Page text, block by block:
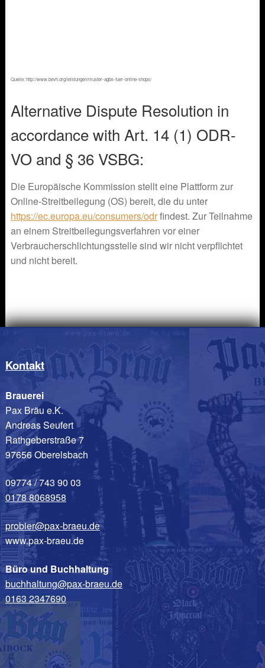
Quelle: http://www.bevh.org/leistungen/muster-agbs-fuer-online-shops/
Alternative Dispute Resolution in
accordance with Art. 14 (1) ODR-
VO and § 36 VSBG:
Die Europäische Kommission stellt eine Plattform zur
Online-Streitbeilegung (OS) bereit, die du unter
https://ec.europa.eu/consumers/odrfindest. Zur Teilnahme
an einem Streitbeilegungsverfahren vor einer
Verbraucherschlichtungsstelle sind wir nicht verpflichtet
und nicht bereit.
Kontakt
Brauerei
Pax Bräu e.K.
Andreas Seufert
Rathgeberstraße 7
97656 Oberelsbach
09774 / 743 90 03
0178 8068958
probier@pax-braeu.de
www.pax-braeu.de
Büro und Buchhaltung
buchhaltung@pax-braeu.de
0163 2347690